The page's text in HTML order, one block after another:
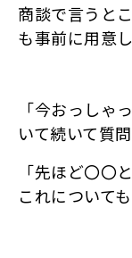
商談で言うと
も事前に用意
「今おっしゃ
いて続いて質
「先ほど〇〇
これについて